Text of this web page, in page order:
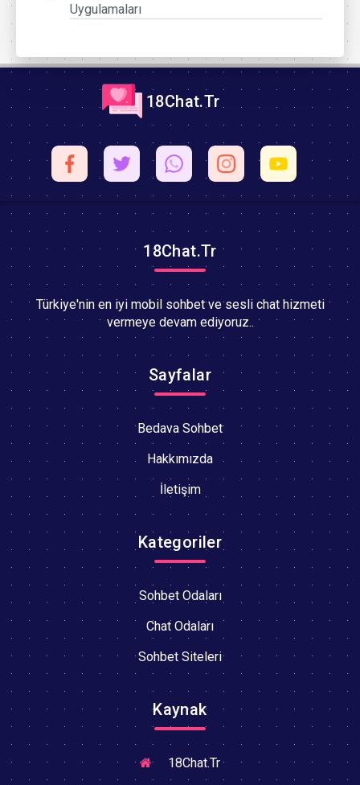
Uygulamaları
18Chat.Tr
18Chat.Tr
Türkiye'nin en iyi mobil sohbet ve sesli chat hizmeti
vermeye devam ediyoruz..
Sayfalar
Bedava Sohbet
Hakkımızda
İletişim
Kategoriler
Sohbet Odaları
Chat Odaları
Sohbet Siteleri
Kaynak
18Chat.Tr